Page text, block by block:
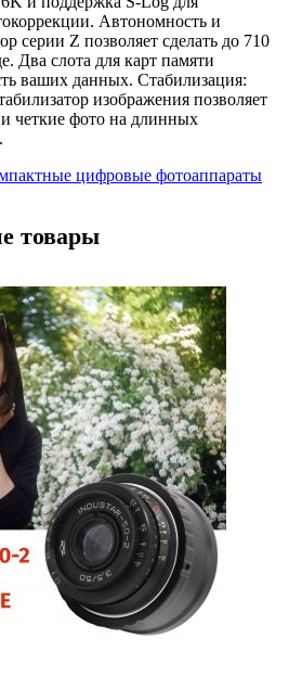
Автономность и
серии Z позволяет сделать до 710
Два слота для карт памяти
ваших данных. Стабилизация:
изображения позволяет
четкие фото на длинных
цифровые фотоаппараты
товары